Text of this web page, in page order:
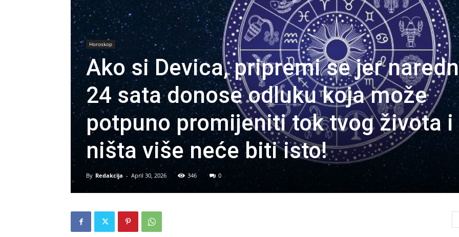
Horoskop
Ako si Devica, pripremi se jer
24 sata donose odluku koja može
potpuno promijeniti tok tvog života i
ništa više neće biti isto!
By Redakcija - April 30, 2026 346 0